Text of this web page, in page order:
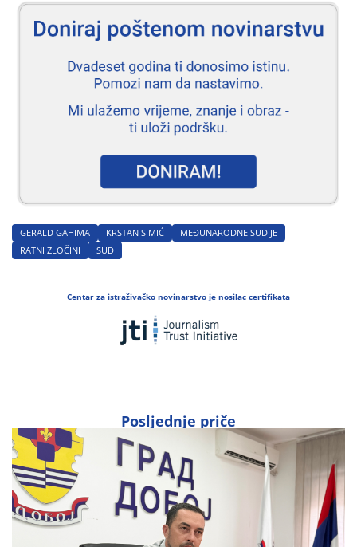
GERALD GAHIMA KRSTAN SIMIĆ
MEĐUNARODNE SUDIJE
RATNI ZLOČINI
SUD
Centar za istraživačko novinarstvo je nosilac certifikata
Posljednje priče